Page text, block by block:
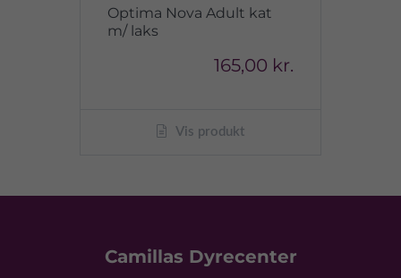
Optima Nova Adult kat
m/ laks
165,00 kr.
Vis produkt
Camillas Dyrecenter